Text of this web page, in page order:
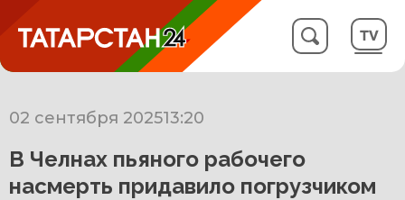
02 сентября 202513:20
В Челнах пьяного рабочего
насмерть придавило погрузчиком